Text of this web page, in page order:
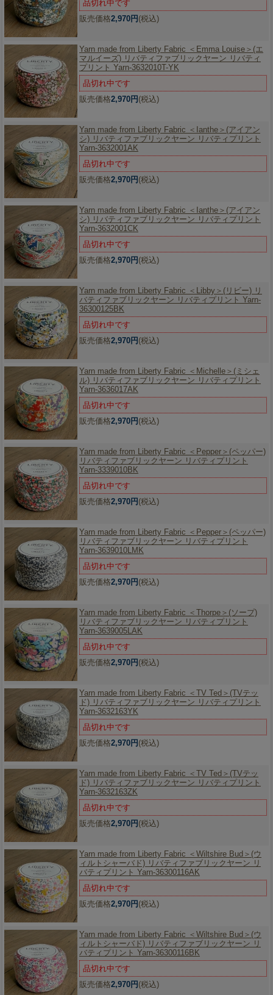
品切れ中です
販売価格2,970円 (税込)
Yarn made from Liberty Fabric ＜Emma Louise＞(エ
マルイーズ) リバティファブリックヤーン リバティ
プリント Yarn-3632010T-YK
品切れ中です
販売価格2,970円 (税込)
Yarn made from Liberty Fabric ＜Ianthe＞(アイアン
シ) リバティファブリックヤーン リバティプリント
Yarn-3632001AK
品切れ中です
販売価格2,970円 (税込)
Yarn made from Liberty Fabric ＜Ianthe＞(アイアン
シ) リバティファブリックヤーン リバティプリント
Yarn-3632001CK
品切れ中です
販売価格2,970円 (税込)
Yarn made from Liberty Fabric ＜Libby＞(リビー) リ
バティファブリックヤーン リバティプリント Yarn-
36300125BK
品切れ中です
販売価格2,970円 (税込)
Yarn made from Liberty Fabric ＜Michelle＞(ミシェ
ル) リバティファブリックヤーン リバティプリント
Yarn-3636017AK
品切れ中です
販売価格2,970円 (税込)
Yarn made from Liberty Fabric ＜Pepper＞(ペッパー)
リバティファブリックヤーン リバティプリント
Yarn-3339010BK
品切れ中です
販売価格2,970円 (税込)
Yarn made from Liberty Fabric ＜Pepper＞(ペッパー)
リバティファブリックヤーン リバティプリント
Yarn-3639010LMK
品切れ中です
販売価格2,970円 (税込)
Yarn made from Liberty Fabric ＜Thorpe＞(ソープ)
リバティファブリックヤーン リバティプリント
Yarn-3639005LAK
品切れ中です
販売価格2,970円 (税込)
Yarn made from Liberty Fabric ＜TV Ted＞(TVテッ
ド) リバティファブリックヤーン リバティプリント
Yarn-3632163YK
品切れ中です
販売価格2,970円 (税込)
Yarn made from Liberty Fabric ＜TV Ted＞(TVテッ
ド) リバティファブリックヤーン リバティプリント
Yarn-3632163ZK
品切れ中です
販売価格2,970円 (税込)
Yarn made from Liberty Fabric ＜Wiltshire Bud＞(ウ
ィルトシャーバド) リバティファブリックヤーン リ
バティプリント Yarn-36300116AK
品切れ中です
販売価格2,970円 (税込)
Yarn made from Liberty Fabric ＜Wiltshire Bud＞(ウ
ィルトシャーバド) リバティファブリックヤーン リ
バティプリント Yarn-36300116BK
品切れ中です
販売価格2,970円 (税込)